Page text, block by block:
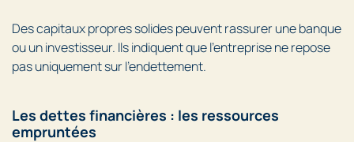
Des capitaux propres solides peuvent rassurer une banque
ou un investisseur. Ils indiquent que l’entreprise ne repose
pas uniquement sur l’endettement.
Les dettes financières : les ressources
empruntées